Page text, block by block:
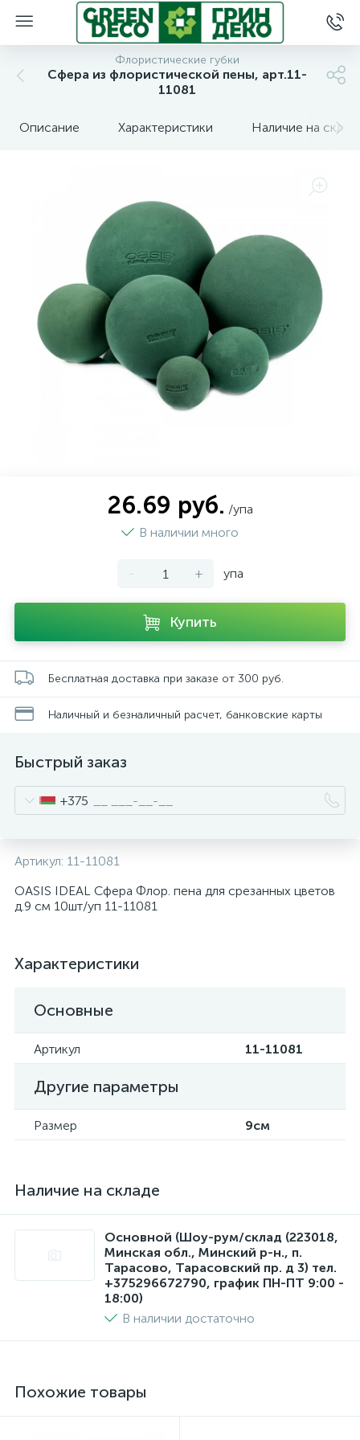
Флористические губки
Сфера из флористической пены, арт.11-
11081
Описание Характеристики Наличие на
26.69 руб. /упа
В наличии много
- + упа
Купить
Бесплатная доставка при заказе от 300 руб.
Наличный и безналичный расчет, банковские карты
Быстрый заказ
+375
Артикул: 11-11081
OASIS IDEAL Сфера Флор. пена для срезанных цветов
д.9 cм 10шт/уп 11-11081
Характеристики
Основные
Артикул 11-11081
Другие параметры
Размер 9см
Наличие на складе
Основной (Шоу-рум/склад (223018,
Минская обл., Минский р-н., п.
Тарасово, Тарасовский пр. д 3) тел.
+375296672790, график ПН-ПТ 9:00 -
18:00)
В наличии достаточно
Похожие товары